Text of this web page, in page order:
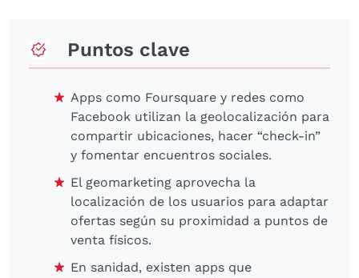
Puntos clave
Apps como Foursquare y redes como
Facebook utilizan la geolocalización para
compartir ubicaciones, hacer “check-in”
y fomentar encuentros sociales.
El geomarketing aprovecha la
localización de los usuarios para adaptar
ofertas según su proximidad a puntos de
venta físicos.
En sanidad, existen apps que